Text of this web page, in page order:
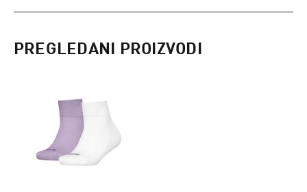
PREGLEDANI PROIZVODI